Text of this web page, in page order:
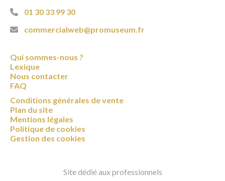
01 30 33 99 30
commercialweb@promuseum.fr
Qui sommes-nous ?
Lexique
Nous contacter
FAQ
Conditions générales de vente
Plan du site
Mentions légales
Politique de cookies
Gestion des cookies
Site dédié aux professionnels